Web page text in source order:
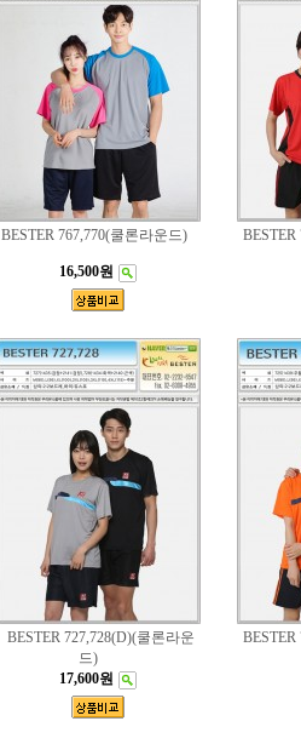
BESTER 767,770(쿨론라운드)
16,500원
BESTER 727,728(D)(쿨론라운
드)
17,600원